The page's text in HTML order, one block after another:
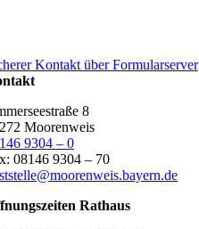
Kontakt über Formularserver
8
Moorenweis
9304 – 0
08146 9304 – 70
Rathaus